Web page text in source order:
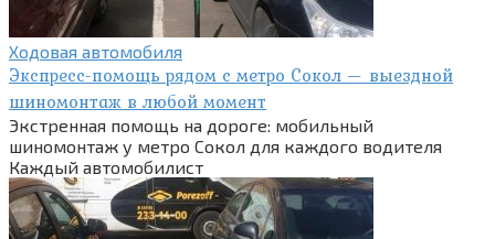
Ходовая автомобиля
Экспресс-помощь рядом с метро Сокол — выездной
шиномонтаж в любой момент
Экстренная помощь на дороге: мобильный
шиномонтаж у метро Сокол для каждого водителя
Каждый автомобилист